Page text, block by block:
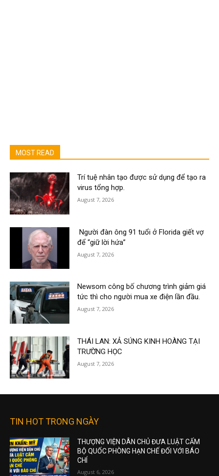
MOST READ
Trí tuệ nhân tạo được sử dụng để tạo ra
virus tổng hợp.
August 7, 2026
Người đàn ông 91 tuổi ở Florida giết vợ
để “giữ lời hứa”
August 7, 2026
Newsom công bố chương trình giảm giá
tức thì cho người mua xe điện lần đầu.
August 7, 2026
THÁI LAN: XẢ SÚNG KINH HOÀNG TẠI
TRƯỜNG HỌC
August 7, 2026
TIN HOT TRONG NGÀY
THƯỢNG VIỆN DÂN CHỦ ĐƯA LUẬT CẤM
BỘ QUỐC PHÒNG HẠN CHẾ ĐỐI VỚI BÁO
CHÍ
August 6, 2026